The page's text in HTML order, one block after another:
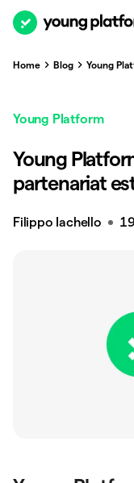
Home Blog Young
Young Platform
Young
partenariat
Filippo Iachello